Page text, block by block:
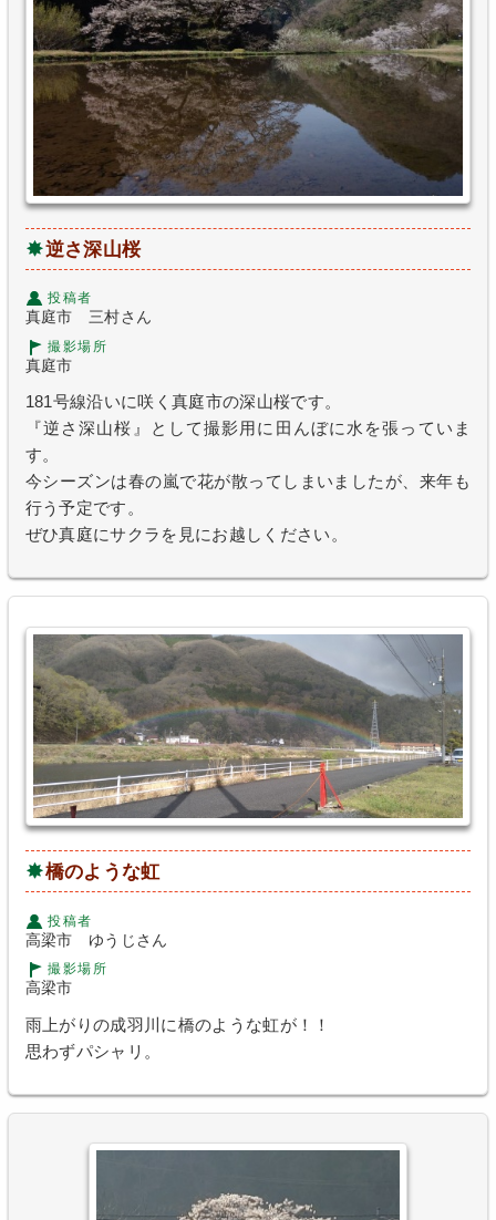
逆さ深山桜
投稿者
真庭市 三村さん
撮影場所
真庭市
181号線沿いに咲く真庭市の深山桜です。
『逆さ深山桜』として撮影用に田んぼに水を張っていま
す。
今シーズンは春の嵐で花が散ってしまいましたが、来年も
行う予定です。
ぜひ真庭にサクラを見にお越しください。
橋のような虹
投稿者
高梁市 ゆうじさん
撮影場所
高梁市
雨上がりの成羽川に橋のような虹が！！
思わずパシャリ。